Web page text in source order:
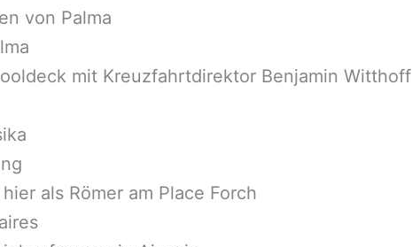
von Palma
mit Kreuzfahrtdirektor Benjamin Witthoff
als Römer am Place Forch